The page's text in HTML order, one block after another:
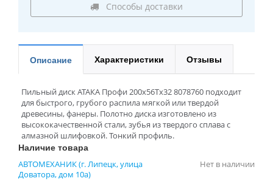
Способы доставки
Описание Характеристики Отзывы
Пильный диск АТАКА Профи 200x56Tx32 8078760 подходит
для быстрого, грубого распила мягкой или твердой
древесины, фанеры. Полотно диска изготовлено из
высококачественной стали, зубья из твердого сплава с
алмазной шлифовкой. Тонкий профиль.
Наличие товара
АВТОМЕХАНИК (г. Липецк, улица
Доватора, дом 10а)
Нет в наличии